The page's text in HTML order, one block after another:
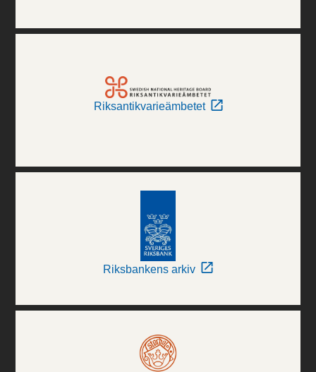
Riksantikvarieämbetet
Riksbankens arkiv